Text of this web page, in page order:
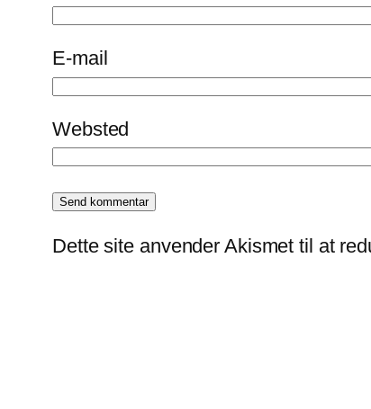
E-mail
Websted
Dette site anvender Akismet til at